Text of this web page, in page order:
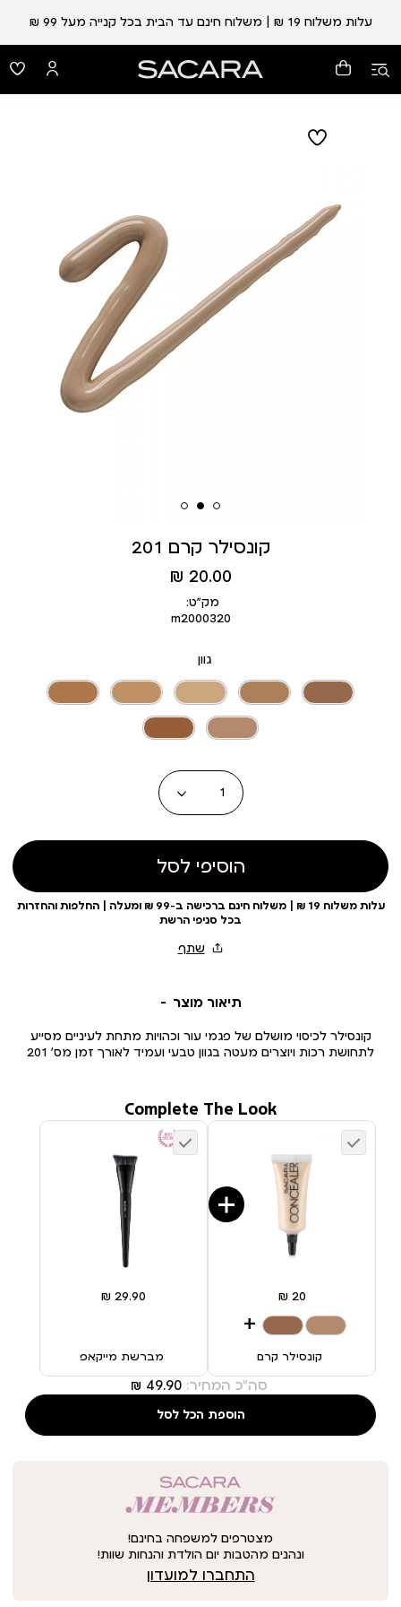
עלות משלוח 19 ₪ | משלוח חינם עד הבית בכל קנייה מעל 99 ₪
קונסילר קרם 201
מחיר
מוצר
20.00 ₪
מק״ט:
m2000320
גוון
הוסיפי לסל
עלות משלוח 19 ₪ | משלוח חינם ברכישה ב-99 ₪ ומעלה | החלפות והחזרות
בכל סניפי הרשת
תיאור מוצר
קונסילר לכיסוי מושלם של פגמי עור וכהויות מתחת לעיניים מסייע
לתחושת רכות ויוצרים מעטה בגוון טבעי ועמיד לאורך זמן מס’ 201
קונסילר קרם
+
מברשת מייקאפ
Complete The Look
סה"כ המחיר:
הוספת הכל לסל
מצטרפים למשפחה בחינם!
ונהנים מהטבות יום הולדת והנחות שוות!
התחברו למועדון